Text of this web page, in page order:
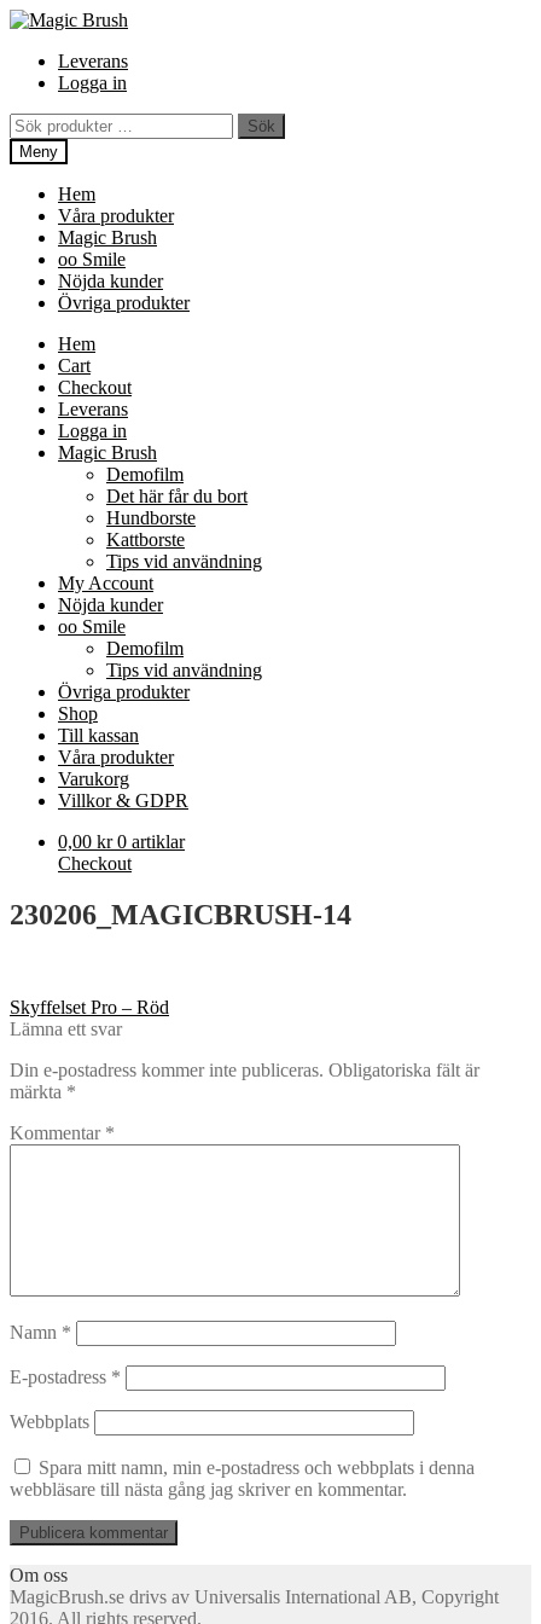
Hoppa
innehåll
Hoppa
navigering
Hoppa
innehållLeverans
Logga in
Sök
efter:
Sök
Meny
Hem
Våra produkter
Magic Brush
oo Smile
Nöjda kunder
Övriga produkter
Hem
Cart
Checkout
Leverans
Logga in
Magic Brush
Demofilm
Det här får du bort
Hundborste
Kattborste
Tips vid användning
My Account
Nöjda kunder
oo Smile
Demofilm
Tips vid användning
Övriga produkter
Shop
Till kassan
Våra produkter
Varukorg
Villkor & GDPR
0,00 kr 0 artiklar
Checkout
230206_MAGICBRUSH-14
Inläggsnavigering
Föregående
inlägg:
Skyffelset Pro – Röd
Lämna ett svar
Din e-postadress kommer inte publiceras. Obligatoriska fält är
märkta *
Kommentar *
Namn *
E-postadress *
Webbplats
Spara mitt namn, min e-postadress och webbplats i denna
webbläsare till nästa gång jag skriver en kommentar.
Om oss
MagicBrush.se drivs av Universalis International AB, Copyright
2016. All rights reserved.